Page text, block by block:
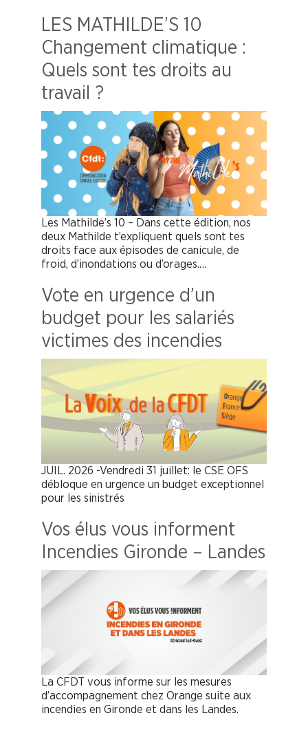
LES MATHILDE’S 10
Changement climatique :
Quels sont tes droits au
travail ?
Les Mathilde’s 10 – Dans cette édition, nos
deux Mathilde t’expliquent quels sont tes
droits face aux épisodes de canicule, de
froid, d’inondations ou d’orages.…
Vote en urgence d’un
budget pour les salariés
victimes des incendies
JUIL. 2026 -Vendredi 31 juillet: le CSE OFS
débloque en urgence un budget exceptionnel
pour les sinistrés
Vos élus vous informent
Incendies Gironde – Landes
La CFDT vous informe sur les mesures
d’accompagnement chez Orange suite aux
incendies en Gironde et dans les Landes.